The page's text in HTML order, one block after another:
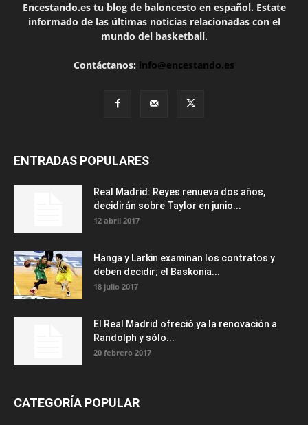
Encestando.es tu blog de baloncesto en español. Estate
informado de las últimas noticias relacionadas con el
mundo del basketball.
Contáctanos: info@encestando.es
ENTRADAS POPULARES
Real Madrid: Reyes renueva dos años,
decidirán sobre Taylor en junio...
12 abril 2017
Hanga y Larkin examinan los contratos y
deben decidir; el Baskonia...
18 julio 2017
El Real Madrid ofreció ya la renovación a
Randolph y sólo...
20 febrero 2017
CATEGORÍA POPULAR